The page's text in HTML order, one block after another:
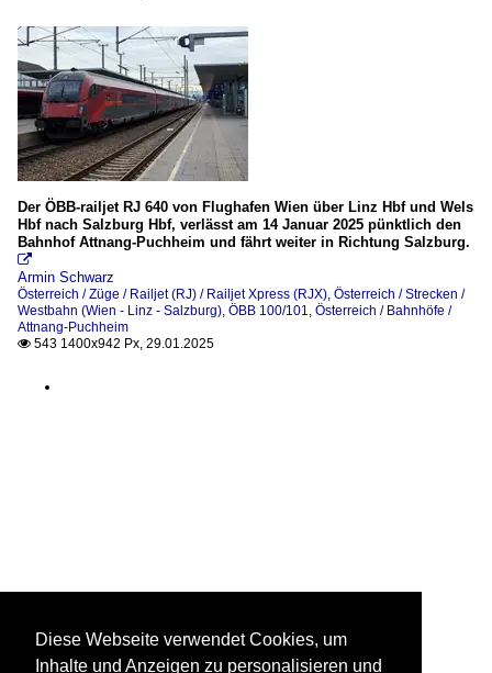
Der ÖBB-railjet RJ 640 von Flughafen Wien über Linz Hbf und Wels
Hbf nach Salzburg Hbf, verlässt am 14 Januar 2025 pünktlich den
Bahnhof Attnang-Puchheim und fährt weiter in Richtung Salzburg.

Armin Schwarz
Österreich / Züge / Railjet (RJ) / Railjet Xpress (RJX), Österreich / Strecken /
Westbahn (Wien - Linz - Salzburg), ÖBB 100/101, Österreich / Bahnhöfe /
Attnang-Puchheim
 543 1400x942 Px, 29.01.2025
Diese Webseite verwendet Cookies, um
Inhalte und Anzeigen zu personalisieren und